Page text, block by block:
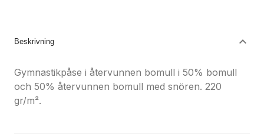
Beskrivning
Gymnastikpåse i återvunnen bomull i 50% bomull
och 50% återvunnen bomull med snören. 220
gr/m².